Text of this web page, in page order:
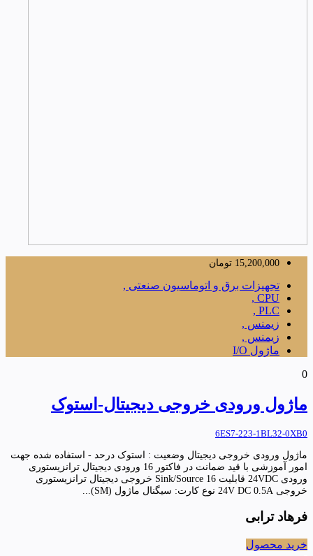
15,200,000 تومان
تجهیزات برق و اتوماسیون صنعتی ,
CPU ,
PLC ,
زیمنس ,
زیمنس ,
ماژول I/O
0
ماژول ورودی خروجی دیجیتال-استوک
6ES7-223-1BL32-0XB0
ماژول ورودی خروجی دیجیتال وضعیت : استوک درحد - استفاده شده جهت
امور آموزشی با قید ضمانت در فاکتور 16 ورودی دیجیتال ترانزیستوری
ورودی 24VDC قابلیت Sink/Source 16 خروجی دیجیتال ترانزیستوری
خروجی 24V DC 0.5A نوع کارت: سیگنال ماژول (SM)...
فرهاد ترابی
خرید محصول